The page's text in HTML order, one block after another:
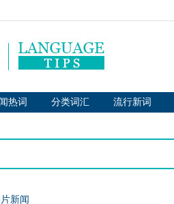
热词 分类词汇 流行新词
新闻